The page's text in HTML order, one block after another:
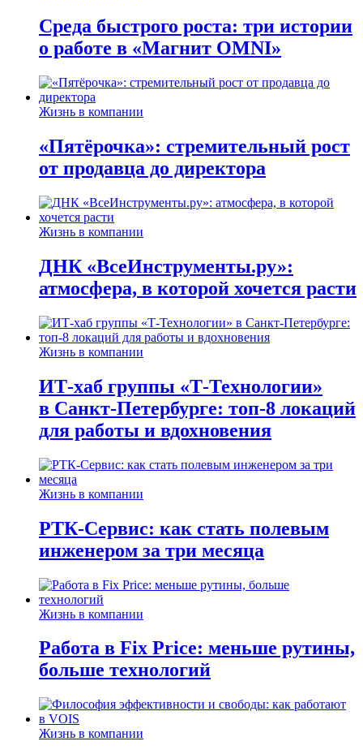
Среда быстрого роста: три истории
о работе в «Магнит OMNI»
Жизнь в компании
«Пятёрочка»: стремительный рост
от продавца до директора
Жизнь в компании
ДНК «ВсеИнструменты.ру»:
атмосфера, в которой хочется расти
Жизнь в компании
ИТ-хаб группы «Т-Технологии»
в Санкт-Петербурге: топ-8 локаций
для работы и вдохновения
Жизнь в компании
РТК-Сервис: как стать полевым
инженером за три месяца
Жизнь в компании
Работа в Fix Price: меньше рутины,
больше технологий
Жизнь в компании